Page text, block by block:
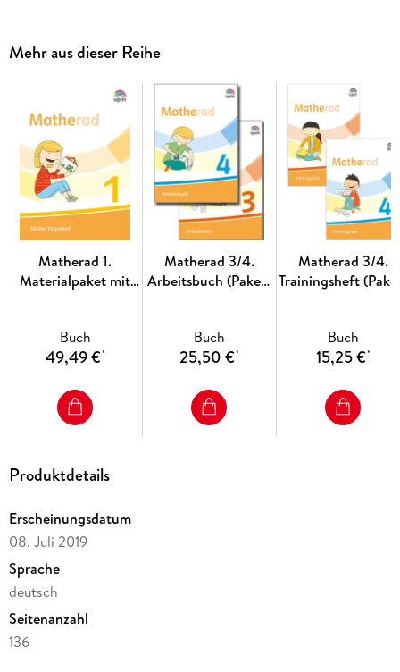
Mehr aus dieser Reihe
Matherad 1.
Materialpaket mit
Buch
49,49 €*
Matherad 3/4.
Arbeitsbuch (Paket)
Buch
25,50 €*
Matherad 3/4.
Trainingsheft
Buch
15,25 €*
Produktdetails
Erscheinungsdatum
08. Juli 2019
Sprache
deutsch
Seitenanzahl
136